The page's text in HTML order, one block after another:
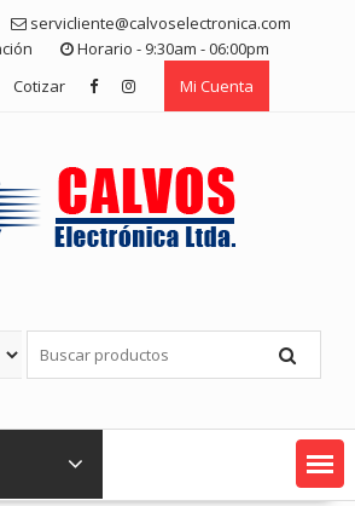
servicliente@calvoselectronica.com
Horario - 9:30am - 06:00pm
Cotizar Mi Cuenta